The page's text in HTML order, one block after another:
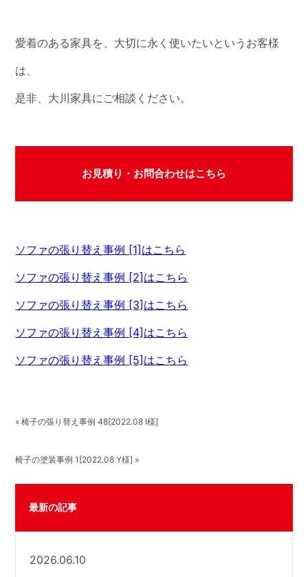
愛着のある家具を、大切に永く使いたいというお客様
は、
是非、大川家具にご相談ください。
お見積り・お問合わせはこちら
ソファの張り替え事例 [1]はこちら
ソファの張り替え事例 [2]はこちら
ソファの張り替え事例 [3]はこちら
ソファの張り替え事例 [4]はこちら
ソファの張り替え事例 [5]はこちら
« 椅子の張り替え事例 48[2022.08 I様]
椅子の塗装事例 1[2022.08 Y様] »
最新の記事
2026.06.10